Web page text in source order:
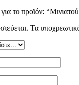
το προϊόν:
Τα